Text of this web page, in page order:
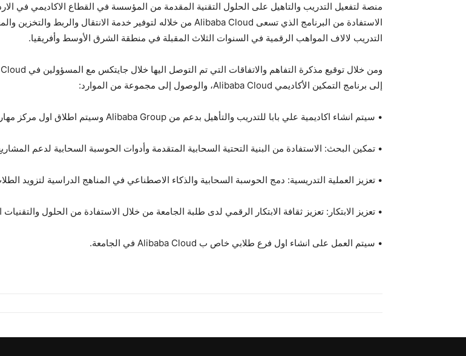
منصة لتفعيل التدريب والتاهيل على الحلول التقنية المقدمة من المؤسسة في القطاع الاكاديمي في
التدريب لالاف المواهب الرقمية في السنوات الثلاث المقبلة في منطقة الشرق الأوسط وأفريقيا.
إلى برنامج التمكين الأكاديمي Alibaba Cloud، والوصول إلى مجموعة من الموارد:
• سيتم انشاء اكاديمية علي بابا للتدريب والتأهيل بدعم من Alibaba Group وسيتم اطلاق اول مركز مهارات في الاردن للحلول التي تقدمها Alibaba Cloud
• تمكين البحث: الاستفادة من البنية التحتية السحابية المتقدمة وأدوات الحوسبة السحابية لدعم
• تعزيز العملية التدريسية: دمج الحوسبة السحابية والذكاء الاصطناعي في المناهج الدراسية لتزويد
• تعزيز الابتكار: تعزيز ثقافة الابتكار الرقمي لدى طلبة الجامعة من خلال الاستفادة من الحلول
• سيتم العمل على انشاء اول فرع طلابي خاص ب Alibaba Cloud في الجامعة.